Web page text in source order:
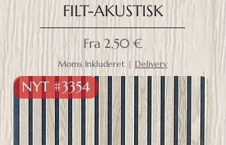
FILT-AKUSTISK
Fra 2,50 €
Salgspris
Moms Inkluderet | Delivery
NYT #3354